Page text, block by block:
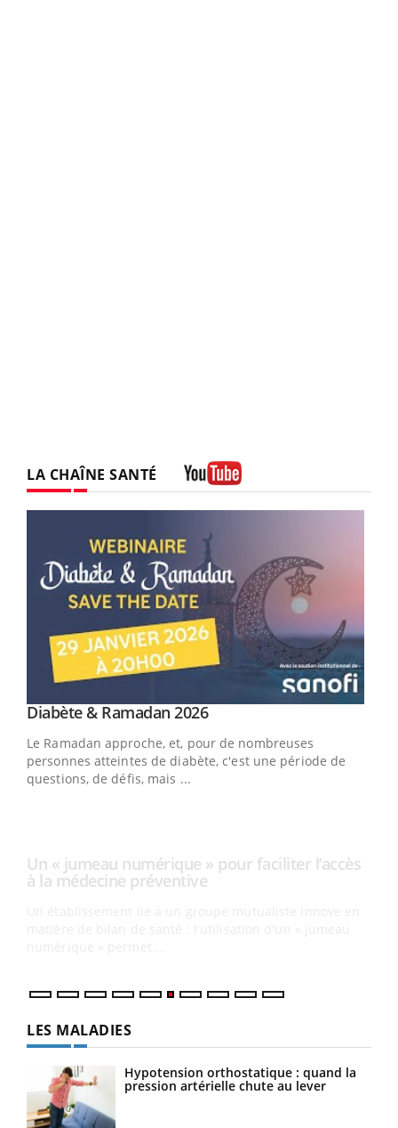
LA CHAÎNE SANTÉ
Youtube
Diabète & Ramadan 2026Youtube
Le Ramadan approche, et, pour de nombreuses
personnes atteintes de diabète, c'est une période de
questions, de défis, mais ...
Youtube
Un « jumeau numérique » pour faciliter l’accès
Un établissement lié à un groupe mutualiste innove en
matière de bilan de santé : l'utilisation d'un « jumeau
LES MALADIES
Hypotension orthostatique : quand la
pression artérielle chute au lever